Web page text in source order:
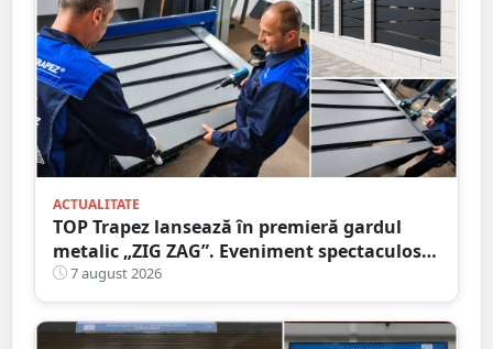
ACTUALITATE
TOP Trapez lansează în premieră gardul
metalic „ZIG ZAG”. Eveniment spectaculos
în Grădina Romei
7 august 2026